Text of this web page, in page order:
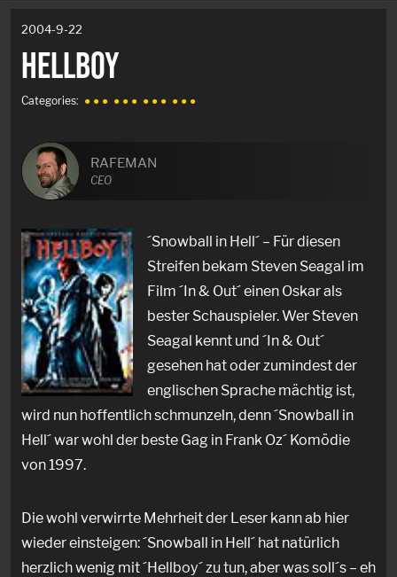
2004-9-22
HELLBOY
Categories: ● ● ● ● ● ● ● ● ● ● ● ●
RAFEMAN
CEO
´Snowball in Hell´ – Für diesen
Streifen bekam Steven Seagal im
Film ´In & Out´ einen Oskar als
bester Schauspieler. Wer Steven
Seagal kennt und ´In & Out´
gesehen hat oder zumindest der
englischen Sprache mächtig ist,
wird nun hoffentlich schmunzeln, denn ´Snowball in
Hell´ war wohl der beste Gag in Frank Oz´ Komödie
von 1997.
Die wohl verwirrte Mehrheit der Leser kann ab hier
wieder einsteigen: ´Snowball in Hell´ hat natürlich
herzlich wenig mit ´Hellboy´ zu tun, aber was soll´s – eh